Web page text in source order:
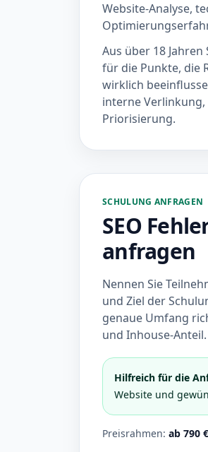
Website-Analyse,
Aus über 18
für die Punkte, die
wirklich
interne Verlinkung,
Priorisierung.
SCHULUNG ANFRAGEN
SEO
anfragen
Nennen Sie
und Ziel der
genaue Umfang
und Inhouse-Anteil.
Hilfreich für die
Website und
Preisrahmen: ab 790